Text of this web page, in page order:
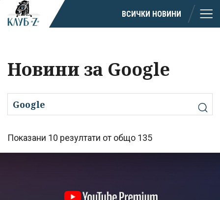
ВСИЧКИ НОВИНИ
Новини за Google
Показани 10 резултати от общо 135